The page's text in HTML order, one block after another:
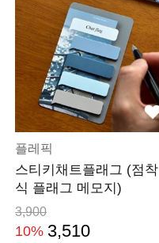
플레픽
스티키채트플래그 (점착
식 플래그 메모지)
3,900
10% 3,510